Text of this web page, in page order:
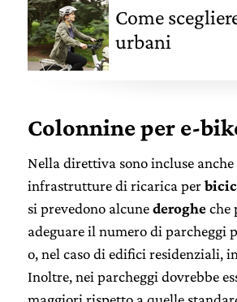
Come
urbani
Colonnine per e-
Nella direttiva sono incluse
infrastrutture di ricarica per
si prevedono alcunederogheche
adeguare il numero di
o, nel caso di edifici residenziali,
Inoltre, nei parcheggi dovrebbe